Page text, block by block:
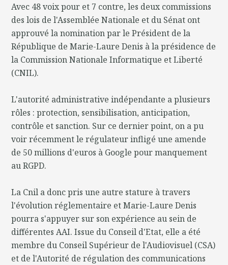
Avec 48 voix pour et 7 contre, les deux commissions
des lois de l'Assemblée Nationale et du Sénat ont
approuvé la nomination par le Président de la
République de Marie-Laure Denis à la présidence de
la Commission Nationale Informatique et Liberté
(CNIL).
L'autorité administrative indépendante a plusieurs
rôles : protection, sensibilisation, anticipation,
contrôle et sanction. Sur ce dernier point, on a pu
voir récemment le régulateur infligé une amende
de 50 millions d'euros à Google pour manquement
au RGPD.
La Cnil a donc pris une autre stature à travers
l'évolution réglementaire et Marie-Laure Denis
pourra s'appuyer sur son expérience au sein de
différentes AAI. Issue du Conseil d'Etat, elle a été
membre du Conseil Supérieur de l'Audiovisuel (CSA)
et de l'Autorité de régulation des communications